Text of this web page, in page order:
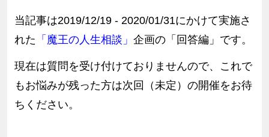
当記事は2019/12/19 - 2020/01/31にかけて実施さ
れた 「魔王の人生相談」 企画の「回答編」です。
現在は質問を受け付けておりませんので、これで
もお悩みが残った方は次回（未定）の開催をお待
ちください。